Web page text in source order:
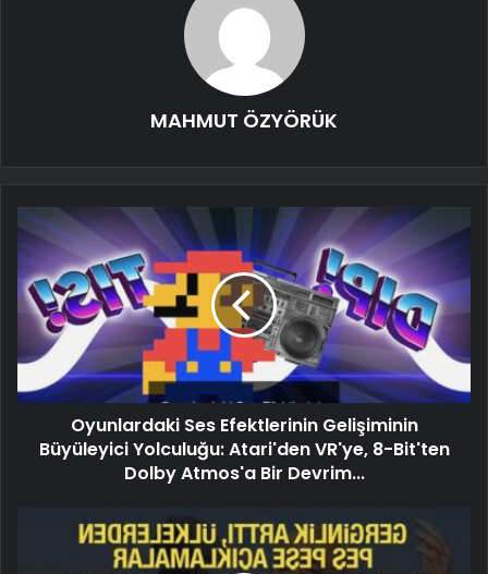
MAHMUT ÖZYÖRÜK
Oyunlardaki Ses Efektlerinin Gelişiminin
Büyüleyici Yolculuğu: Atari'den VR'ye, 8-Bit'ten
Dolby Atmos'a Bir Devrim...